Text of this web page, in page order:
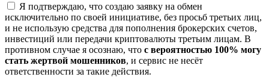
Я подтверждаю, что создаю заявку на обмен
исключительно по своей инициативе, без просьб третьих лиц,
и не использую средства для пополнения брокерских счетов,
инвестиций или передачи криптовалюты третьим лицам. В
противном случае я осознаю, что с вероятностью 100% могу
стать жертвой мошенников, и сервис не несёт
ответственности за такие действия.